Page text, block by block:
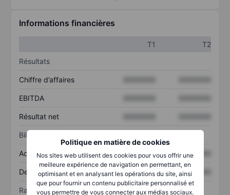
Politique en matière de cookies
Nos sites web utilisent des cookies pour vous offrir une
meilleure expérience de navigation en permettant, en
optimisant et en analysant les opérations du site, ainsi
que pour fournir un contenu publicitaire personnalisé et
vous permettre de vous connecter aux médias sociaux.
Informations financières
T1
T2
Résultats
Chiffre d’affaires
EBITDA
Résultat net
Bilan
Actif total XXXXXXX XXXXXXX
Dette totale XXXXXXX XXXXXXX
Ratios